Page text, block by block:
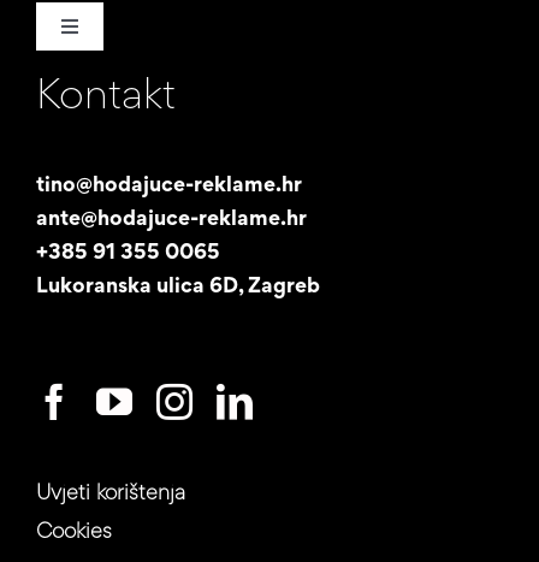
Toggle
Naša priča
Studentski posao
Kontakt
tino@hodajuce-reklame.hr
ante@hodajuce-reklame.hr
+385 91 355 0065
Lukoranska ulica 6D, Zagreb
Uvjeti korištenja
Cookies